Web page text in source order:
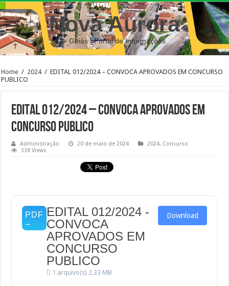
Nova Aurora
– Goiás | Portal de Informações
Home / 2024 / EDITAL 012/2024 – CONVOCA APROVADOS EM CONCURSO
PUBLICO
EDITAL 012/2024 – CONVOCA APROVADOS EM
CONCURSO PUBLICO
Administração 20 de maio de 2024 2024, Concurso
338 Views
EDITAL 012/2024 -
CONVOCA
APROVADOS EM
CONCURSO
PUBLICO
1 arquivo(s) 2.33 MB
Download